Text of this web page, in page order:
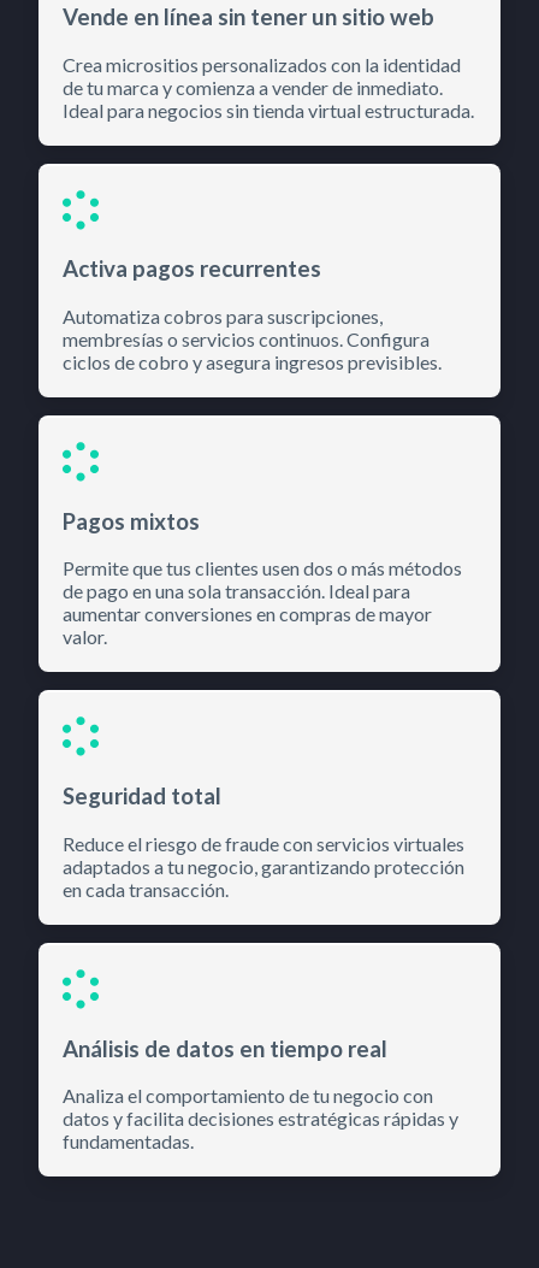
Vende en línea sin tener un sitio web
Crea micrositios personalizados con la identidad
de tu marca y comienza a vender de inmediato.
Ideal para negocios sin tienda virtual estructurada.
Activa pagos recurrentes
Automatiza cobros para suscripciones,
membresías o servicios continuos. Configura
ciclos de cobro y asegura ingresos previsibles.
Pagos mixtos
Permite que tus clientes usen dos o más métodos
de pago en una sola transacción. Ideal para
aumentar conversiones en compras de mayor
valor.
Seguridad total
Reduce el riesgo de fraude con servicios virtuales
adaptados a tu negocio, garantizando protección
en cada transacción.
Análisis de datos en tiempo real
Analiza el comportamiento de tu negocio con
datos y facilita decisiones estratégicas rápidas y
fundamentadas.